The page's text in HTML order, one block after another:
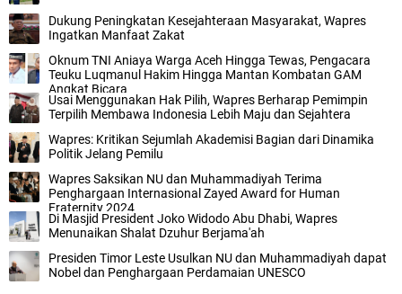
Dukung Peningkatan Kesejahteraan Masyarakat, Wapres
Ingatkan Manfaat Zakat
Oknum TNI Aniaya Warga Aceh Hingga Tewas, Pengacara
Teuku Luqmanul Hakim Hingga Mantan Kombatan GAM
Angkat Bicara
Usai Menggunakan Hak Pilih, Wapres Berharap Pemimpin
Terpilih Membawa Indonesia Lebih Maju dan Sejahtera
Wapres: Kritikan Sejumlah Akademisi Bagian dari Dinamika
Politik Jelang Pemilu
Wapres Saksikan NU dan Muhammadiyah Terima
Penghargaan Internasional Zayed Award for Human
Fraternity 2024
Di Masjid President Joko Widodo Abu Dhabi, Wapres
Menunaikan Shalat Dzuhur Berjama'ah
Presiden Timor Leste Usulkan NU dan Muhammadiyah dapat
Nobel dan Penghargaan Perdamaian UNESCO